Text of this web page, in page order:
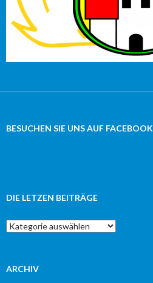
BESUCHEN SIE UNS AUF FACEBOOK
DIE LETZEN BEITRÄGE
Die
letzen
ARCHIV